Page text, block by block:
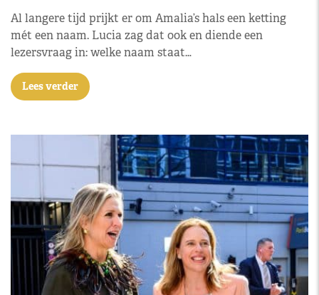
Al langere tijd prijkt er om Amalia’s hals een ketting
mét een naam. Lucia zag dat ook en diende een
lezersvraag in: welke naam staat…
Lees verder